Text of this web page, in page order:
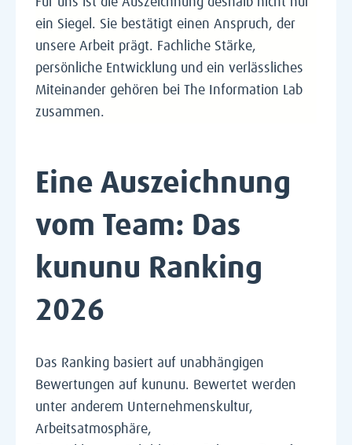
ein Siegel. Sie bestätigt einen Anspruch, der
unsere Arbeit prägt. Fachliche Stärke,
persönliche Entwicklung und ein verlässliches
Miteinander gehören bei The Information Lab
zusammen.
Eine Auszeichnung
vom Team: Das
kununu Ranking
2026
Das Ranking basiert auf unabhängigen
Bewertungen auf kununu. Bewertet werden
unter anderem Unternehmenskultur,
Arbeitsatmosphäre,